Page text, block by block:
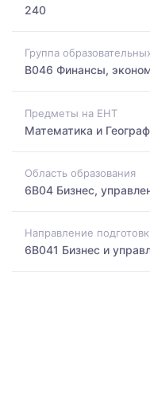
240
Группа
B046 Финансы,
Предметы на ЕНТ
Математика и
Область образования
6B04 Бизнес,
Направление
6B041 Бизнес и